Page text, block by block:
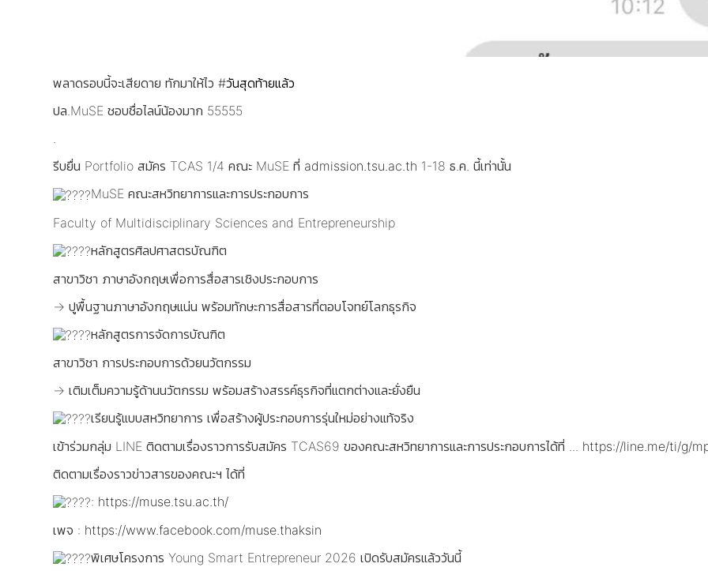
พลาดรอบนี้จะเสียดาย ทักมาให้ไว #วันสุดท้ายแล้ว
ปล.MuSE ชอบชื่อไลน์น้องมาก 55555
.
รีบยื่น Portfolio สมัคร TCAS 1/4 คณะ MuSE ที่ admission.tsu.ac.th 1-18 ธ.ค. นี้เท่านั้น
MuSE คณะสหวิทยาการและการประกอบการ
Faculty of Multidisciplinary Sciences and Entrepreneurship
หลักสูตรศิลปศาสตรบัณฑิต
สาขาวิชา ภาษาอังกฤษเพื่อการสื่อสารเชิงประกอบการ
→ ปูพื้นฐานภาษาอังกฤษแน่น พร้อมทักษะการสื่อสารที่ตอบโจทย์โลกธุรกิจ
หลักสูตรการจัดการบัณฑิต
สาขาวิชา การประกอบการด้วยนวัตกรรม
→ เติมเต็มความรู้ด้านนวัตกรรม พร้อมสร้างสรรค์ธุรกิจที่แตกต่างและยั่งยืน
เรียนรู้แบบสหวิทยาการ เพื่อสร้างผู้ประกอบการรุ่นใหม่อย่างแท้จริง
เข้าร่วมกลุ่ม LINE ติดตามเรื่องราวการรับสมัคร TCAS69 ของคณะสหวิทยาการและการประกอบการได้ที่ ... https://line.me/ti/g/
ติดตามเรื่องราวข่าวสารของคณะฯ ได้ที่
: https://muse.tsu.ac.th/
เพจ : https://www.facebook.com/muse.thaksin
พิเศษโครงการ Young Smart Entrepreneur 2026 เปิดรับสมัครแล้ววันนี้